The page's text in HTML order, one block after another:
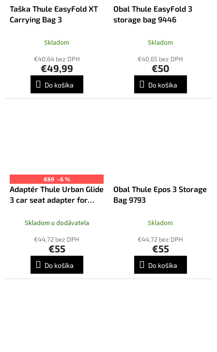
Taška Thule EasyFold XT
Carrying Bag 3
Skladom
€40,64 bez DPH
€49,99
Do košíka
Obal Thule EasyFold 3
storage bag 9446
Skladom
€40,65 bez DPH
€50
Do košíka
€59 –6 %
Adaptér Thule Urban Glide
3 car seat adapter for
Skladom u dodávatela
€44,72 bez DPH
€55
Do košíka
Obal Thule Epos 3 Storage
Bag 9793
Skladom
€44,72 bez DPH
€55
Do košíka